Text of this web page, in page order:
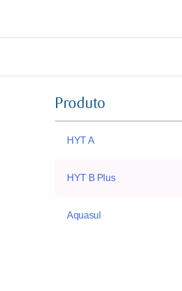
Produto
HYT A
HYT B Plus
Aquasul